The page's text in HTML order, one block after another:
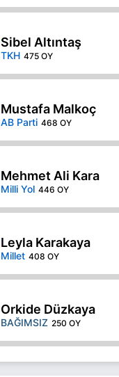
Sibel Altıntaş
TKH 475 OY
Mustafa Malkoç
AB Parti 468 OY
Mehmet Ali Kara
Milli Yol 446 OY
Leyla Karakaya
Millet 408 OY
Orkide Düzkaya
BAĞIMSIZ 250 OY